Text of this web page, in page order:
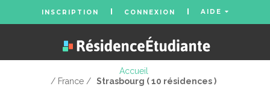
INSCRIPTION CONNEXION AIDE
Accueil
/ France / Strasbourg ( 10 résidences )